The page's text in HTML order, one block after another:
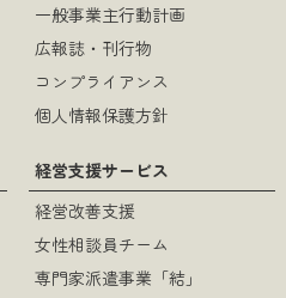
一般事業主行動計画
広報誌・刊行物
コンプライアンス
個人情報保護方針
経営支援サービス
経営改善支援
女性相談員チーム
専門家派遣事業「結」